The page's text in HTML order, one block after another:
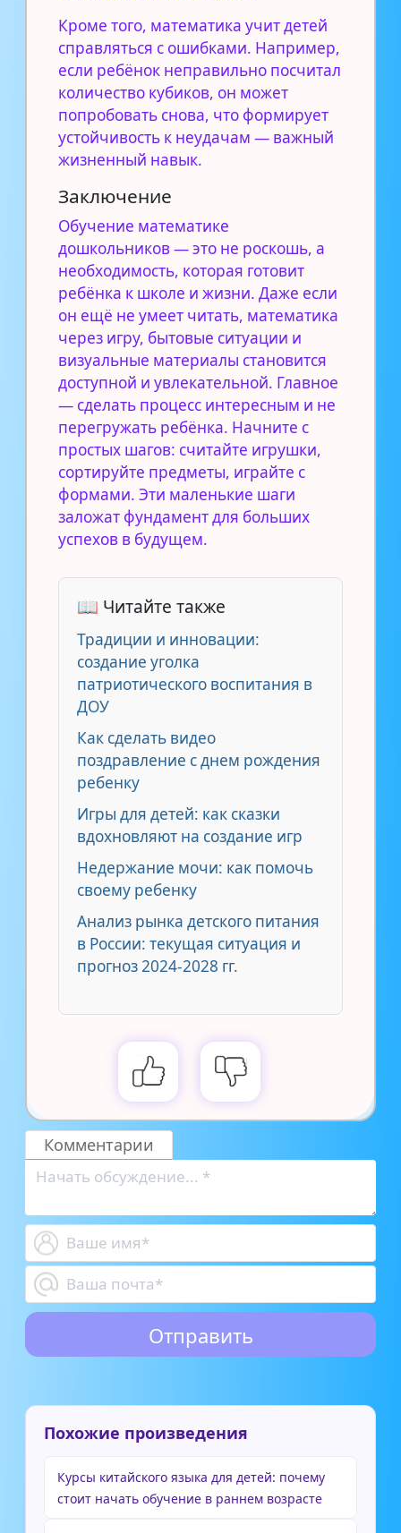
Кроме того, математика учит детей
справляться с ошибками. Например,
если ребёнок неправильно посчитал
количество кубиков, он может
попробовать снова, что формирует
устойчивость к неудачам — важный
жизненный навык.
Заключение
Обучение математике
дошкольников — это не роскошь, а
необходимость, которая готовит
ребёнка к школе и жизни. Даже если
он ещё не умеет читать, математика
через игру, бытовые ситуации и
визуальные материалы становится
доступной и увлекательной. Главное
— сделать процесс интересным и не
перегружать ребёнка. Начните с
простых шагов: считайте игрушки,
сортируйте предметы, играйте с
формами. Эти маленькие шаги
заложат фундамент для больших
успехов в будущем.
📖 Читайте также
Традиции и инновации:
создание уголка
патриотического воспитания в
ДОУ
Как сделать видео
поздравление с днем рождения
ребенку
Игры для детей: как сказки
вдохновляют на создание игр
Недержание мочи: как помочь
своему ребенку
Анализ рынка детского питания
в России: текущая ситуация и
прогноз 2024-2028 гг.
Комментарии
Похожие произведения
Курсы китайского языка для детей: почему
стоит начать обучение в раннем возрасте